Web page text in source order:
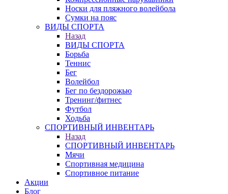
Носки для пляжного волейбола
Сумки на пояс
ВИДЫ СПОРТА
Назад
ВИДЫ СПОРТА
Борьба
Теннис
Бег
Волейбол
Бег по бездорожью
Тренинг/фитнес
Футбол
Ходьба
СПОРТИВНЫЙ ИНВЕНТАРЬ
Назад
СПОРТИВНЫЙ ИНВЕНТАРЬ
Мячи
Спортивная медицина
Спортивное питание
Акции
Блог